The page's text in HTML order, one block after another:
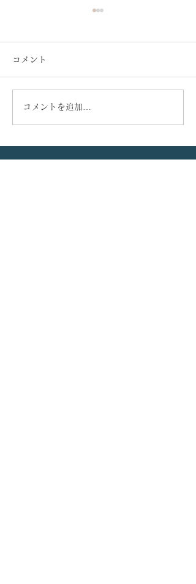
当科大学院生、泉 宜秀先
術誌『Frontiers in Cell
コメント
コメントを追加…